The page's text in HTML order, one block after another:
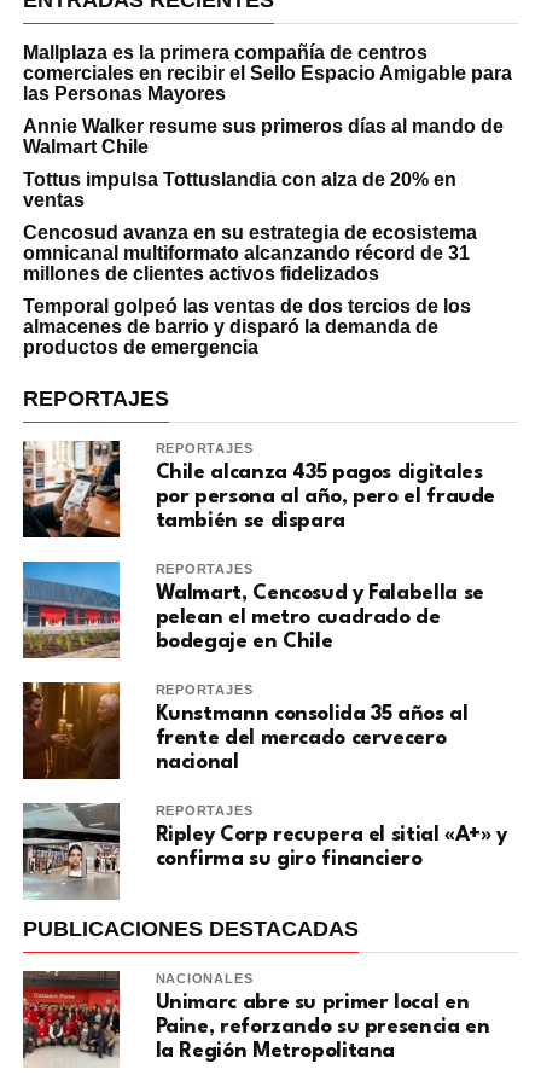
Mallplaza es la primera compañía de centros
comerciales en recibir el Sello Espacio Amigable para
las Personas Mayores
Annie Walker resume sus primeros días al mando de
Walmart Chile
Tottus impulsa Tottuslandia con alza de 20% en
ventas
Cencosud avanza en su estrategia de ecosistema
omnicanal multiformato alcanzando récord de 31
millones de clientes activos fidelizados
Temporal golpeó las ventas de dos tercios de los
almacenes de barrio y disparó la demanda de
productos de emergencia
REPORTAJES
REPORTAJES
Chile alcanza 435 pagos digitales
por persona al año, pero el fraude
también se dispara
REPORTAJES
Walmart, Cencosud y Falabella se
pelean el metro cuadrado de
bodegaje en Chile
REPORTAJES
Kunstmann consolida 35 años al
frente del mercado cervecero
nacional
REPORTAJES
Ripley Corp recupera el sitial «A+» y
confirma su giro financiero
PUBLICACIONES DESTACADAS
NACIONALES
Unimarc abre su primer local en
Paine, reforzando su presencia en
la Región Metropolitana